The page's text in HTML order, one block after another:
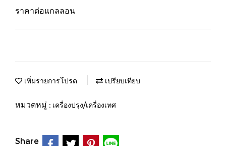
ราคาต่อแกลลอน
เพิ่มรายการโปรด เปรียบเทียบ
หมวดหมู่ : เครื่องปรุง/เครื่องเทศ
Share